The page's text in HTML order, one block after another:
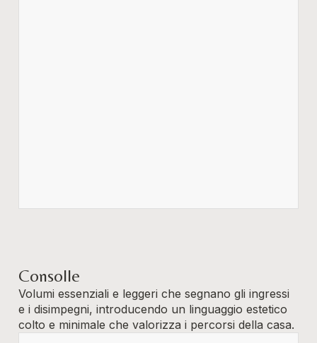
Consolle
Volumi essenziali e leggeri che segnano gli ingressi
e i disimpegni, introducendo un linguaggio estetico
colto e minimale che valorizza i percorsi della casa.